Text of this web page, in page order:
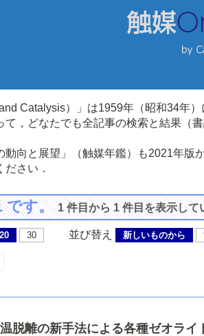
Catalysis）」は1959年（昭和34年
て，どなたでも全記事の検索と結果（
動向と展望」（触媒年鑑）も2021年
ださい．
です。1 件目から 1 件目を表示して
20 30 並び替え 新しいものから
脱離の新手法による各種ゼオライ